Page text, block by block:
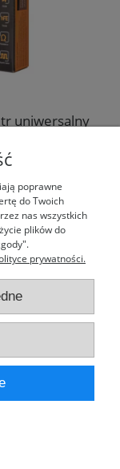
uniwersalny
poprawne
do Twoich
nas wszystkich
plików do
prywatności.